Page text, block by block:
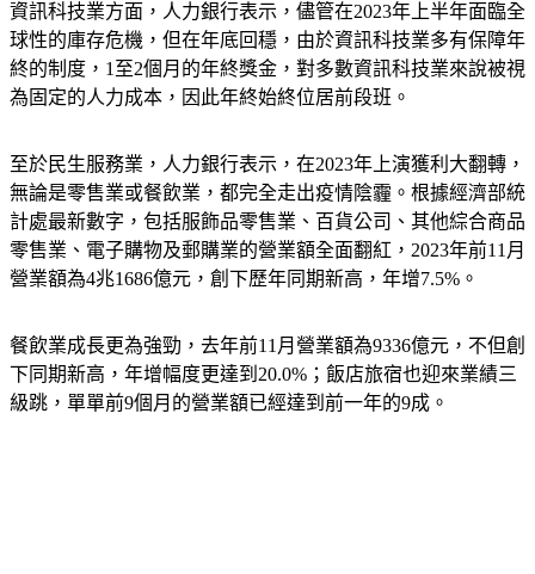
資訊科技業方面，人力銀行表示，儘管在2023年上半年面臨全
球性的庫存危機，但在年底回穩，由於資訊科技業多有保障年
終的制度，1至2個月的年終獎金，對多數資訊科技業來說被視
為固定的人力成本，因此年終始終位居前段班。
至於民生服務業，人力銀行表示，在2023年上演獲利大翻轉，
無論是零售業或餐飲業，都完全走出疫情陰霾。根據經濟部統
計處最新數字，包括服飾品零售業、百貨公司、其他綜合商品
零售業、電子購物及郵購業的營業額全面翻紅，2023年前11月
營業額為4兆1686億元，創下歷年同期新高，年增7.5%。
餐飲業成長更為強勁，去年前11月營業額為9336億元，不但創
下同期新高，年增幅度更達到20.0%；飯店旅宿也迎來業績三
級跳，單單前9個月的營業額已經達到前一年的9成。